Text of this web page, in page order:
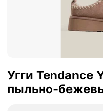
Угги Tendance
пыльно-